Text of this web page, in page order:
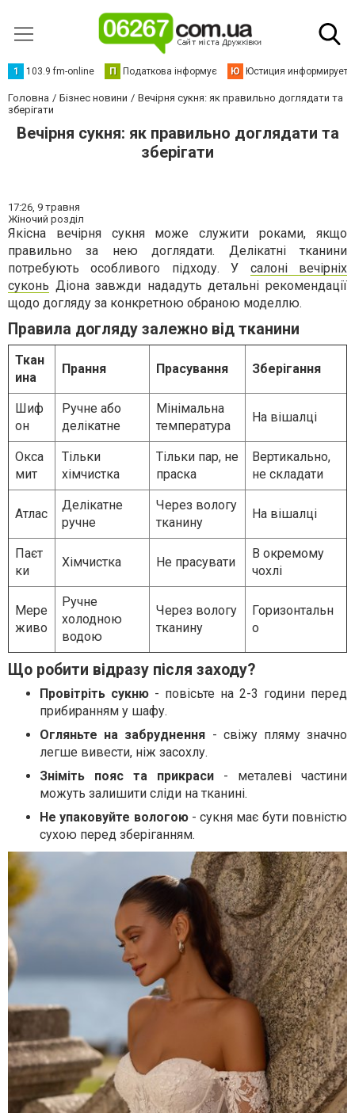
1 103.9 fm-online П Податкова інформує Ю Юстиция информирует
Головна Бізнес новини
Вечірня сукня: як правильно доглядати та
зберігати
Вечірня сукня: як правильно доглядати та
зберігати
17:26, 9 травня
Жіночий розділ
Якісна вечірня сукня може служити роками, якщо
правильно за нею доглядати. Делікатні тканини
потребують особливого підходу. У салоні вечірніх
суконь Діона завжди нададуть детальні рекомендації
щодо догляду за конкретною обраною моделлю.
Правила догляду залежно від тканини
Ткан
ина
Прання Прасування Зберігання
Шиф
он
Ручне або
делікатне
Мінімальна
температура
На вішалці
Окса
мит
Тільки
хімчистка
Тільки пар, не
праска
Вертикально,
не складати
Атлас
Делікатне
ручне
Через вологу
тканину
На вішалці
Паєт
ки
Хімчистка Не прасувати
В окремому
чохлі
Мере
живо
Ручне
холодною
водою
Через вологу
тканину
Горизонтальн
о
Що робити відразу після заходу?
Провітріть сукню - повісьте на 2-3 години перед
прибиранням у шафу.
Огляньте на забруднення - свіжу пляму значно
легше вивести, ніж засохлу.
Зніміть пояс та прикраси - металеві частини
можуть залишити сліди на тканині.
Не упаковуйте вологою- сукня має бути повністю
сухою перед зберіганням.